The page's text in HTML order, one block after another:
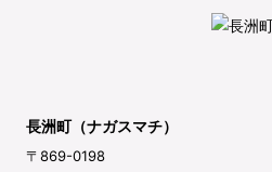
長洲町（ナガスマチ）
〒869-0198